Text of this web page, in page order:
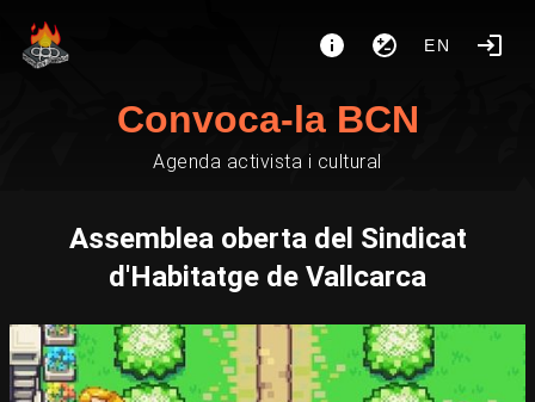
EN
Convoca-la BCN
Agenda activista i cultural
Assemblea oberta del Sindicat
d'Habitatge de Vallcarca